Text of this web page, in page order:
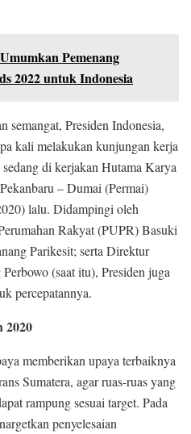
Pemenang
2022 untuk Indonesia
semangat, Presiden Indonesia,
kali melakukan kunjungan kerja
di kerjakan Hutama Karya
– Dumai (Permai)
lalu. Didampingi oleh
Rakyat (PUPR) Basuki
Parikesit; serta Direktur
(saat itu), Presiden juga
percepatannya.
2020
memberikan upaya terbaiknya
Sumatera, agar ruas-ruas yang
rampung sesuai target. Pada
penyelesaian